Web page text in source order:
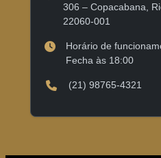
306 – Copacabana,
22060-001
Horário de
Fecha às 18:00
(21) 98765-4321